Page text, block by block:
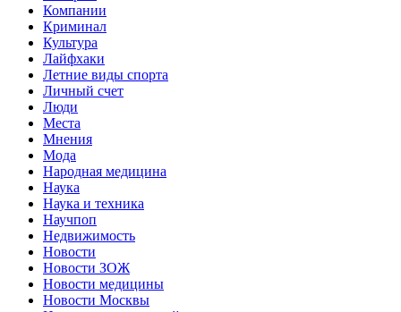
Компании
Криминал
Культура
Лайфхаки
Летние виды спорта
Личный счет
Люди
Места
Мнения
Мода
Народная медицина
Наука
Наука и техника
Научпоп
Недвижимость
Новости
Новости ЗОЖ
Новости медицины
Новости Москвы